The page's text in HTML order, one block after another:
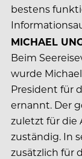
bestens
MICHAEL
Beim
wurde
President für
ernannt. Der
zuletzt für die
zuständig. In
zusätzlich für